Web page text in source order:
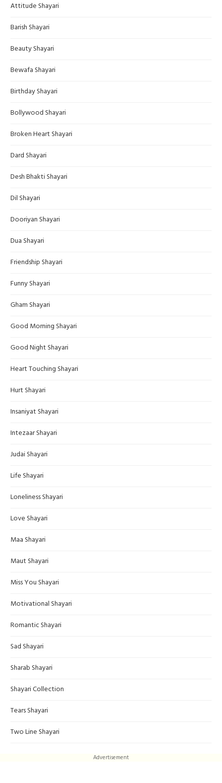
Attitude Shayari
Barish Shayari
Beauty Shayari
Bewafa Shayari
Birthday Shayari
Bollywood Shayari
Broken Heart Shayari
Dard Shayari
Desh Bhakti Shayari
Dil Shayari
Dooriyan Shayari
Dua Shayari
Friendship Shayari
Funny Shayari
Gham Shayari
Good Morning Shayari
Good Night Shayari
Heart Touching Shayari
Hurt Shayari
Insaniyat Shayari
Intezaar Shayari
Judai Shayari
Life Shayari
Loneliness Shayari
Love Shayari
Maa Shayari
Maut Shayari
Miss You Shayari
Motivational Shayari
Romantic Shayari
Sad Shayari
Sharab Shayari
Shayari Collection
Tears Shayari
Two Line Shayari
Advertisement